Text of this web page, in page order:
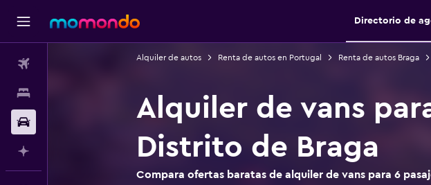
Directorio de
Alquiler de autos Renta de autos en Portugal Renta de autos Braga
Alquiler de vans
Distrito de Braga
Compara ofertas baratas de alquiler de vans para 6